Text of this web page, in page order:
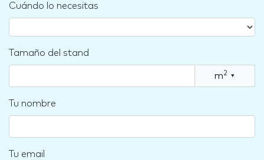
Cuándo lo necesitas
Tamaño del stand
m2 ▾
Tu nombre
Tu email